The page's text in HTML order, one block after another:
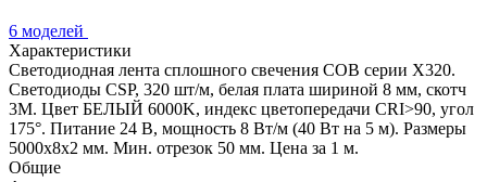
6 моделей
Характеристики
Светодиодная лента сплошного свечения COB серии X320.
Светодиоды CSP, 320 шт/м, белая плата шириной 8 мм, скотч
3M. Цвет БЕЛЫЙ 6000K, индекс цветопередачи CRI>90, угол
175°. Питание 24 В, мощность 8 Вт/м (40 Вт на 5 м). Размеры
5000х8х2 мм. Мин. отрезок 50 мм. Цена за 1 м.
Общие